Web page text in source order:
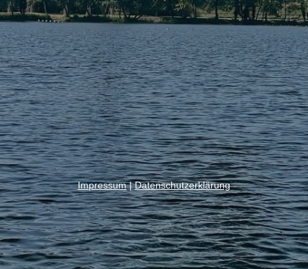
Impressum|Datenschutzerklärung